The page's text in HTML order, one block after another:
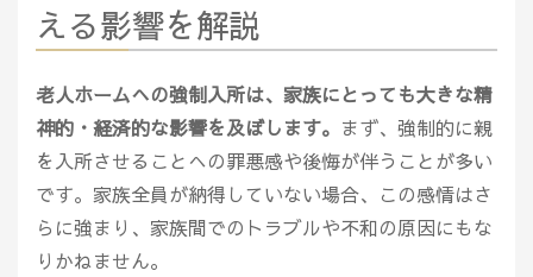
える影響を解説
老人ホームへの強制入所は、家族にとっても大きな精
神的・経済的な影響を及ぼします。 まず、強制的に親
を入所させることへの罪悪感や後悔が伴うことが多い
です。家族全員が納得していない場合、この感情はさ
らに強まり、家族間でのトラブルや不和の原因にもな
りかねません。